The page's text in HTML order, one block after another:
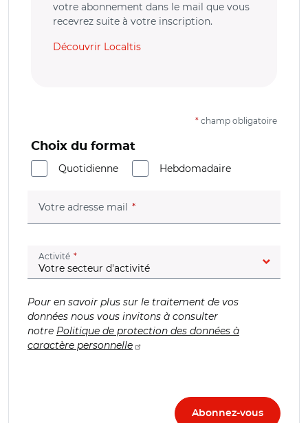
votre abonnement dans le mail que vous
recevrez suite à votre inscription.
Découvrir Localtis
* champ obligatoire
Choix du format
Quotidienne
Hebdomadaire
Votre adresse mail (champ obligatoire)
Activité (champ obligatoire)
Pour en savoir plus sur le traitement de vos
données nous vous invitons à consulter
notre Politique de protection des données à
caractère personnelle